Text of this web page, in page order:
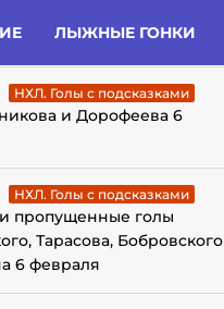
ЛЫЖНЫЕ ГОНКИ
НХЛ. Голы с подсказками
и Дорофеева 6
НХЛ. Голы с подсказками
пропущенные голы
Тарасова, Бобровского
6 февраля